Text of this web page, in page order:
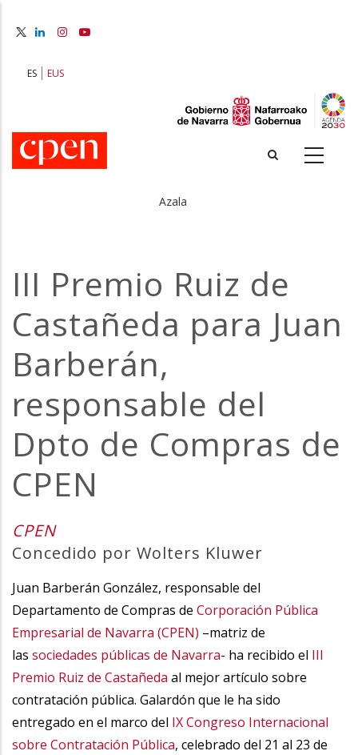
content
ES EUS
Azala
III Premio Ruiz de
Castañeda para Juan
Barberán,
responsable del
Dpto de Compras de
CPEN
CPEN
Concedido por Wolters Kluwer
Juan Barberán González, responsable del
Departamento de Compras de Corporación Pública
Empresarial de Navarra (CPEN) –matriz de
las sociedades públicas de Navarra- ha recibido el III
Premio Ruiz de Castañeda al mejor artículo sobre
contratación pública. Galardón que le ha sido
entregado en el marco del IX Congreso Internacional
sobre Contratación Pública, celebrado del 21 al 23 de